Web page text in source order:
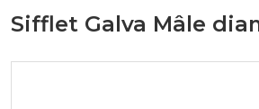
Sifflet Galva Mâle